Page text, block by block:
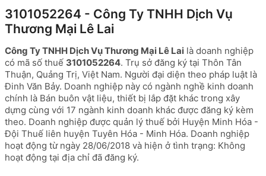
ty,
người
diện
hoặc
mã
số
thuế
...
3101052264 - Công Ty TNHH Dịch Vụ
Thương Mại Lê Lai
Công Ty TNHH Dịch Vụ Thương Mại Lê Lai là doanh nghiệp
có mã số thuế 3101052264. Trụ sở đăng ký tại Thôn Tân
Thuận, Quảng Trị, Việt Nam. Người đại diện theo pháp luật là
Đinh Văn Bảy. Doanh nghiệp này có ngành nghề kinh doanh
chính là Bán buôn vật liệu, thiết bị lắp đặt khác trong xây
dựng cùng với 17 ngành kinh doanh khác được đăng ký kèm
theo. Doanh nghiệp được quản lý thuế bởi Huyện Minh Hóa -
Đội Thuế liên huyện Tuyên Hóa - Minh Hóa. Doanh nghiệp
hoạt động từ ngày 28/06/2018 và hiện ở tình trạng: Không
hoạt động tại địa chỉ đã đăng ký.